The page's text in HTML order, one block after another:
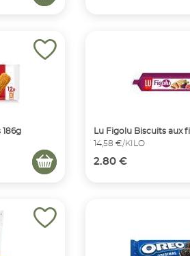
186g
Lu Figolu Biscuits aux
14,58 €/KILO
2.80 €